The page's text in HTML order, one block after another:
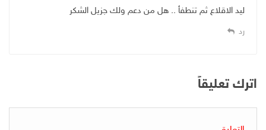
ليد الاقلاع ثم تنطفأ .. هل من دعم ولك جزيل الشكر
رد
اترك تعليقاً